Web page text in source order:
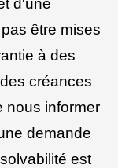
être mises
à des
créances
nous informer
demande
est